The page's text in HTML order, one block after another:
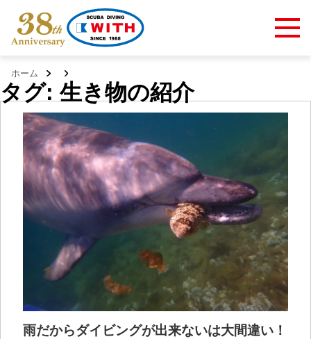
ホーム
タグ:生き物の紹介
雨だからダイビングが出来ないは大間違い！